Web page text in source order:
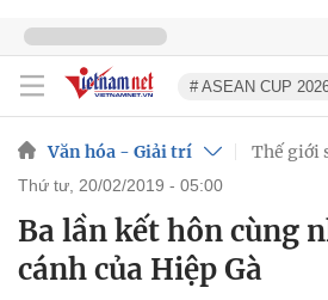
# ASEAN CUP
Văn hóa - Giải trí Thế giới
thứ tư, 20/02/2019 - 05:00
Ba lần kết hôn cùng
cánh của Hiệp Gà